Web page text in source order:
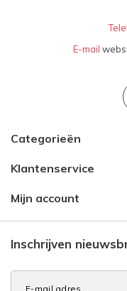
E-mail
Categorieën
Klantenservice
Mijn account
Inschrijven